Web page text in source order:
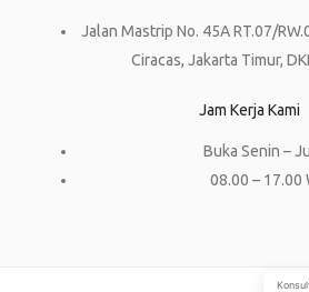
Jalan Mastrip No. 45A RT.07/
Ciracas, Jakarta Timur,
Jam Kerja Kami
Buka Senin –
08.00 – 17.00